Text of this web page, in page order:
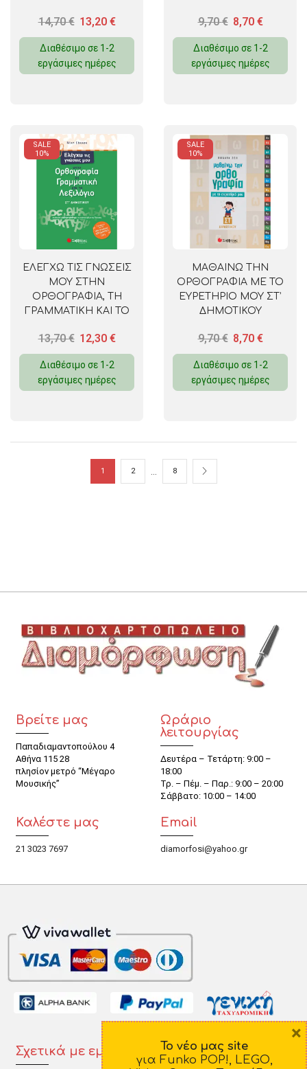
14,70€ 13,20 €
Διαθέσιμο σε 1-2
εργάσιμες ημέρες
9,70€ 8,70 €
Διαθέσιμο σε 1-2
εργάσιμες ημέρες
SALE
10%
ΕΛΕΓΧΩ ΤΙΣ ΓΝΩΣΕΙΣ
ΜΟΥ ΣΤΗΝ
ΟΡΘΟΓΡΑΦΙΑ, ΤΗ
ΓΡΑΜΜΑΤΙΚΗ ΚΑΙ ΤΟ
ΔΗΜΟΤΙΚΟΥ
13,70€ 12,30 €
Διαθέσιμο σε 1-2
εργάσιμες ημέρες
SALE
10%
ΜΑΘΑΙΝΩ ΤΗΝ
ΟΡΘΟΓΡΑΦΙΑ ΜΕ ΤΟ
ΕΥΡΕΤΗΡΙΟ ΜΟΥ ΣΤ’
ΔΗΜΟΤΙΚΟΥ
9,70€ 8,70 €
Διαθέσιμο σε 1-2
εργάσιμες ημέρες
1 2 … 8
Βρείτε μας
Παπαδιαμαντοπούλου 4
Αθήνα 115 28
πλησίον μετρό “Μέγαρο
Μουσικής”
Ωράριο
λειτουργίας
Δευτέρα – Τετάρτη: 9:00 –
18:00
Τρ. – Πέμ. – Παρ.: 9:00 – 20:00
Σάββατο: 10:00 – 14:00
Καλέστε μας
21 3023 7697
Email
diamorfosi@yahoo.gr
Σχετικά με εμάς Πληροφορίες
Το νέο μας site
για Funko POP!, LEGO,
×